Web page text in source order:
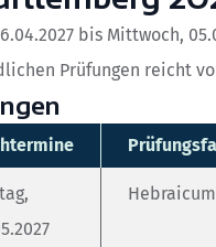
bis Mittwoch,
Prüfungen reicht
Hebraicum